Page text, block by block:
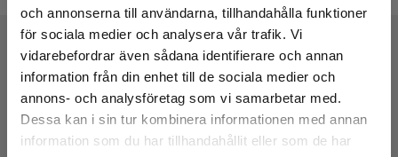
och annonserna till användarna, tillhandahålla funktioner
för sociala medier och analysera vår trafik. Vi
vidarebefordrar även sådana identifierare och annan
information från din enhet till de sociala medier och
annons- och analysföretag som vi samarbetar med.
Dessa kan i sin tur kombinera informationen med annan
information som du har tillhandahållit eller som de har
Tekniske Data